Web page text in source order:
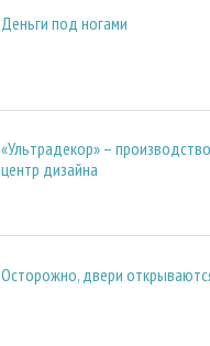
Деньги под ногами
«Ультрадекор» –
центр дизайна
Осторожно, двери